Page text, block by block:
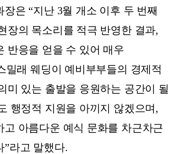
장은 “지난 3월 개소 이후 두 번째
장의 목소리를 적극 반영한 결과,
반응을 얻을 수 있어 매우
밀래 웨딩이 예비부부들의 경제적
미 있는 출발을 응원하는 공간이 될
행정적 지원을 아끼지 않겠으며,
고 아름다운 예식 문화를 차근차근
”라고 말했다.